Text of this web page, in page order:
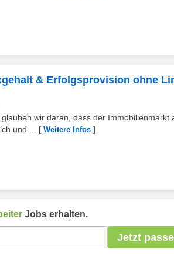
& Erfolgsprovision ohne
wir daran, dass der Immobilienmarkt
und ...
[ Weitere Infos ]
Jobs erhalten.
Jetzt